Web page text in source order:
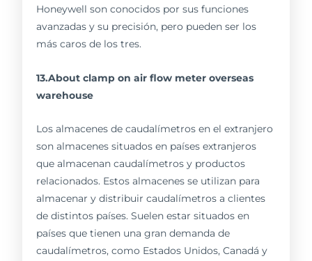
Honeywell son conocidos por sus funciones
avanzadas y su precisión, pero pueden ser los
más caros de los tres.
13.About clamp on air flow meter overseas
warehouse
Los almacenes de caudalímetros en el extranjero
son almacenes situados en países extranjeros
que almacenan caudalímetros y productos
relacionados. Estos almacenes se utilizan para
almacenar y distribuir caudalímetros a clientes
de distintos países. Suelen estar situados en
países que tienen una gran demanda de
caudalímetros, como Estados Unidos, Canadá y